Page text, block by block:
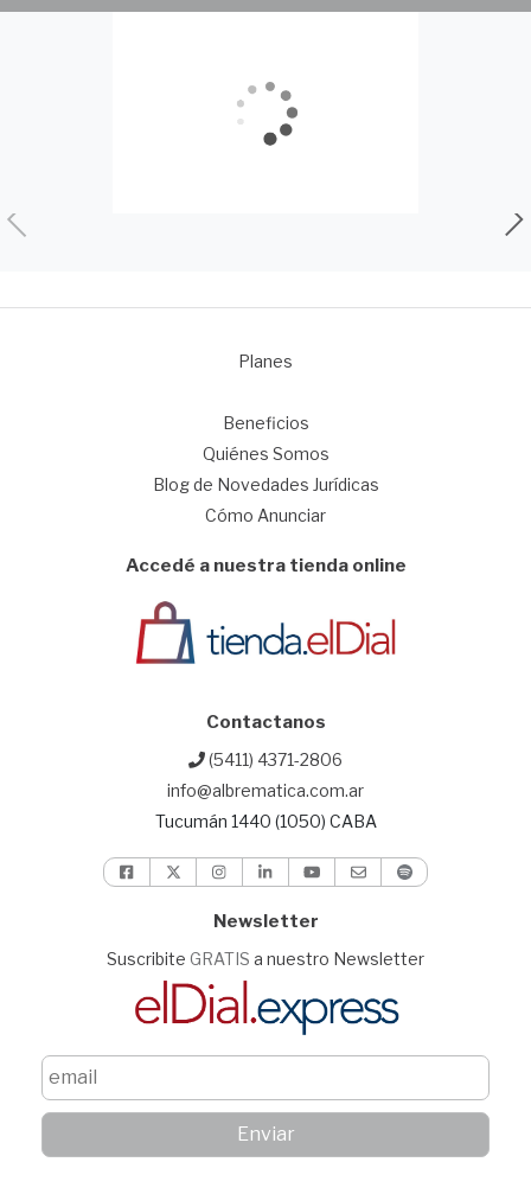
Planes
Beneficios
Quiénes Somos
Blog de Novedades Jurídicas
Cómo Anunciar
Accedé a nuestra tienda online
Contactanos
(5411) 4371-2806
info@albrematica.com.ar
Tucumán 1440 (1050) CABA
Newsletter
Suscribite GRATIS a nuestro Newsletter